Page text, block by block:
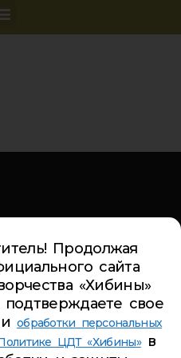
5-94-00
84
inbox@cdt-khibiny.ru
Продолжая
сайта
«Хибины»
свое
обработки персональных
ЦДТ «Хибины»в